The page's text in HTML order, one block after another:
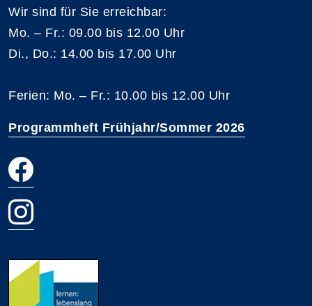
Wir sind für Sie erreichbar:
Mo. – Fr.: 09.00 bis 12.00 Uhr
Di., Do.: 14.00 bis 17.00 Uhr
Ferien: Mo. – Fr.: 10.00 bis 12.00 Uhr
Programmheft Frühjahr/Sommer 2026